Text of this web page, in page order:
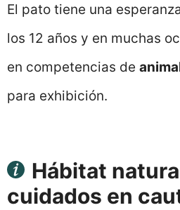
El pato tiene una
los 12 años y en muchas
en competencias de
para exhibición.
Hábitat
cuidados en